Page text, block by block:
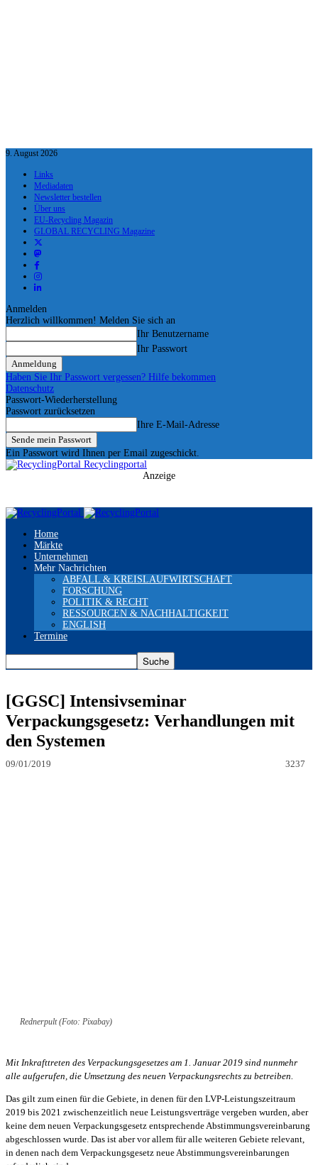
9. August 2026
Links
Mediadaten
Newsletter bestellen
Über uns
EU-Recycling Magazin
GLOBAL RECYCLING Magazine
Anmelden
Herzlich willkommen! Melden Sie sich an
Ihr Benutzername
Ihr Passwort
Haben Sie Ihr Passwort vergessen? Hilfe bekommen
Datenschutz
Passwort-Wiederherstellung
Passwort zurücksetzen
Ihre E-Mail-Adresse
Ein Passwort wird Ihnen per Email zugeschickt.
Recyclingportal
Anzeige
Home
Märkte
Unternehmen
Mehr Nachrichten
ABFALL & KREISLAUFWIRTSCHAFT
FORSCHUNG
POLITIK & RECHT
RESSOURCEN & NACHHALTIGKEIT
ENGLISH
Termine
[GGSC] Intensivseminar
Verpackungsgesetz: Verhandlungen mit
den Systemen
09/01/2019 3237
Rednerpult (Foto: Pixabay)
Mit Inkrafttreten des Verpackungsgesetzes am 1. Januar 2019 sind nunmehr
alle aufgerufen, die Umsetzung des neuen Verpackungsrechts zu betreiben.
Das gilt zum einen für die Gebiete, in denen für den LVP-Leistungszeitraum
2019 bis 2021 zwischenzeitlich neue Leistungsverträge vergeben wurden, aber
keine dem neuen Verpackungsgesetz entsprechende Abstimmungsvereinbarung
abgeschlossen wurde. Das ist aber vor allem für alle weiteren Gebiete relevant,
in denen nach dem Verpackungsgesetz neue Abstimmungsvereinbarungen